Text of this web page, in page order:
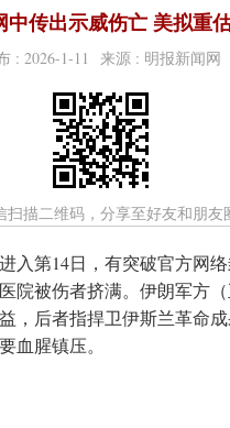
中传出示威伤亡 美拟重
: 2026-1-11 来源 : 明报新闻网
扫描二维码，分享至好友和朋友
入第14日，有突破官方网
院被伤者挤满。伊朗军方
，后者指捍卫伊斯兰革命
血腥镇压。